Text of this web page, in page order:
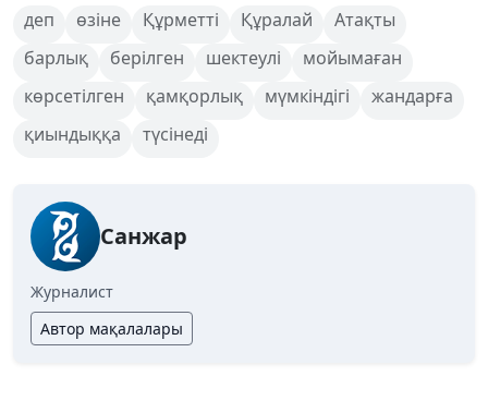
деп өзіне Құрметті Құралай
Атақты
барлық
берілген шектеулі
мойымаған
көрсетiлген
қамқорлық мүмкіндігі
жандарға
қиындыққа
түсінеді
Санжар
Журналист
Автор мақалалары